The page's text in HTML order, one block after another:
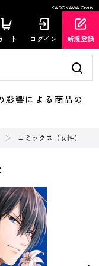
KADOKAWA Group
ート ログイン 新規登録
響による商品の
コミックス（女性）